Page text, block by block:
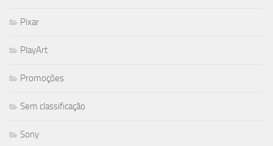
Pixar
PlayArt
Promoções
Sem classificação
Sony